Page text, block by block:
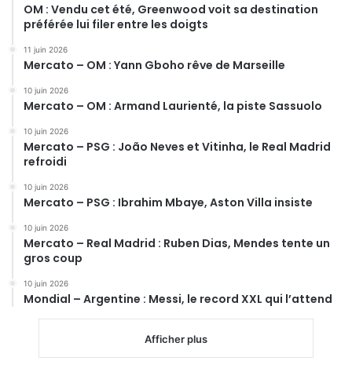
OM : Vendu cet été, Greenwood voit sa destination
préférée lui filer entre les doigts
11 juin 2026
Mercato – OM : Yann Gboho rêve de Marseille
10 juin 2026
Mercato – OM : Armand Laurienté, la piste Sassuolo
10 juin 2026
Mercato – PSG : João Neves et Vitinha, le Real Madrid
refroidi
10 juin 2026
Mercato – PSG : Ibrahim Mbaye, Aston Villa insiste
10 juin 2026
Mercato – Real Madrid : Ruben Dias, Mendes tente un
gros coup
10 juin 2026
Mondial – Argentine : Messi, le record XXL qui l’attend
Afficher plus